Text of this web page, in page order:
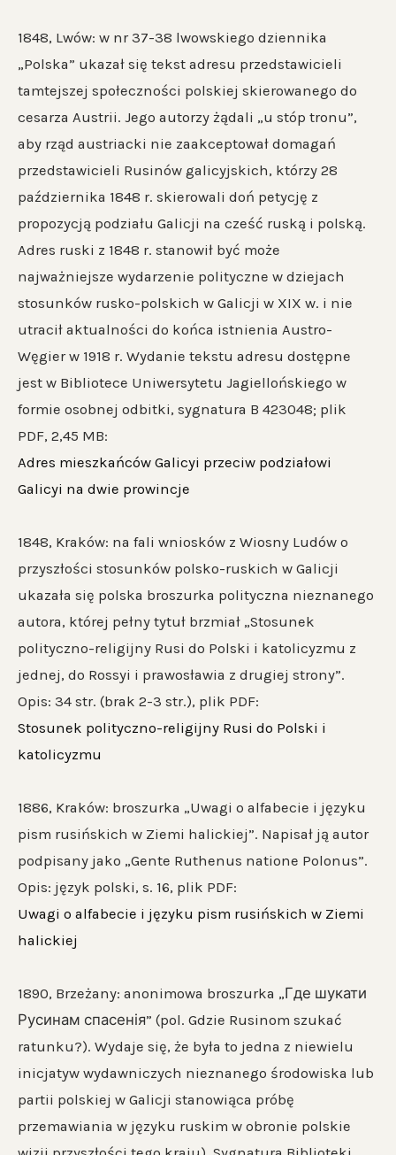
1848, Lwów: w nr 37-38 lwowskiego dziennika
„Polska” ukazał się tekst adresu przedstawicieli
tamtejszej społeczności polskiej skierowanego do
cesarza Austrii. Jego autorzy żądali „u stóp tronu”,
aby rząd austriacki nie zaakceptował domagań
przedstawicieli Rusinów galicyjskich, którzy 28
października 1848 r. skierowali doń petycję z
propozycją podziału Galicji na cześć ruską i polską.
Adres ruski z 1848 r. stanowił być może
najważniejsze wydarzenie polityczne w dziejach
stosunków rusko-polskich w Galicji w XIX w. i nie
utracił aktualności do końca istnienia Austro-
Węgier w 1918 r. Wydanie tekstu adresu dostępne
jest w Bibliotece Uniwersytetu Jagiellońskiego w
formie osobnej odbitki, sygnatura B 423048; plik
PDF, 2,45 MB:
Adres mieszkańców Galicyi przeciw podziałowi
Galicyi na dwie prowincje
1848, Kraków: na fali wniosków z Wiosny Ludów o
przyszłości stosunków polsko-ruskich w Galicji
ukazała się polska broszurka polityczna nieznanego
autora, której pełny tytuł brzmiał „Stosunek
polityczno-religijny Rusi do Polski i katolicyzmu z
jednej, do Rossyi i prawosławia z drugiej strony”.
Opis: 34 str. (brak 2-3 str.), plik PDF:
Stosunek polityczno-religijny Rusi do Polski i
katolicyzmu
1886, Kraków: broszurka „Uwagi o alfabecie i języku
pism rusińskich w Ziemi halickiej”. Napisał ją autor
podpisany jako „Gente Ruthenus natione Polonus”.
Opis: język polski, s. 16, plik PDF:
Uwagi o alfabecie i języku pism rusińskich w Ziemi
halickiej
1890, Brzeżany: anonimowa broszurka „Где шукати
Русинам спасенія” (pol. Gdzie Rusinom szukać
ratunku?). Wydaje się, że była to jedna z niewielu
inicjatyw wydawniczych nieznanego środowiska lub
partii polskiej w Galicji stanowiąca próbę
przemawiania w języku ruskim w obronie polskie